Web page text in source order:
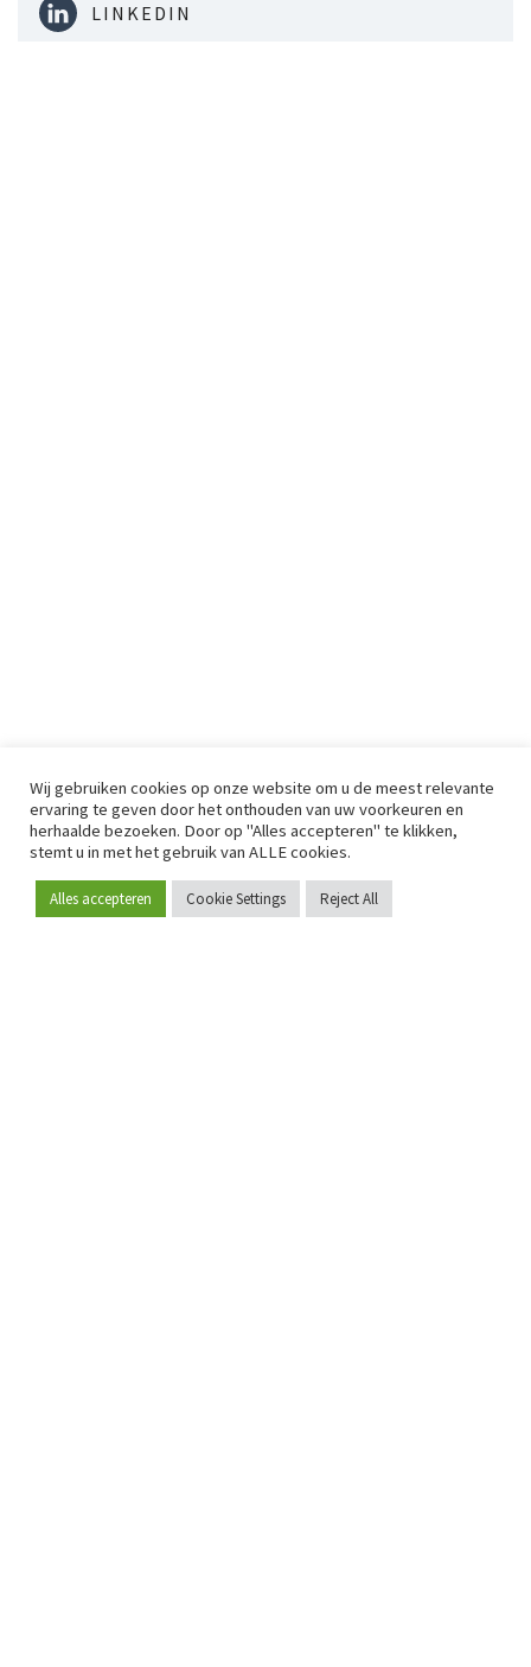
Word lid
LINKEDIN
Wij gebruiken cookies op onze website om u de meest relevante
ervaring te geven door het onthouden van uw voorkeuren en
herhaalde bezoeken. Door op "Alles accepteren" te klikken,
stemt u in met het gebruik van ALLE cookies.
Alles accepteren Cookie Settings Reject All